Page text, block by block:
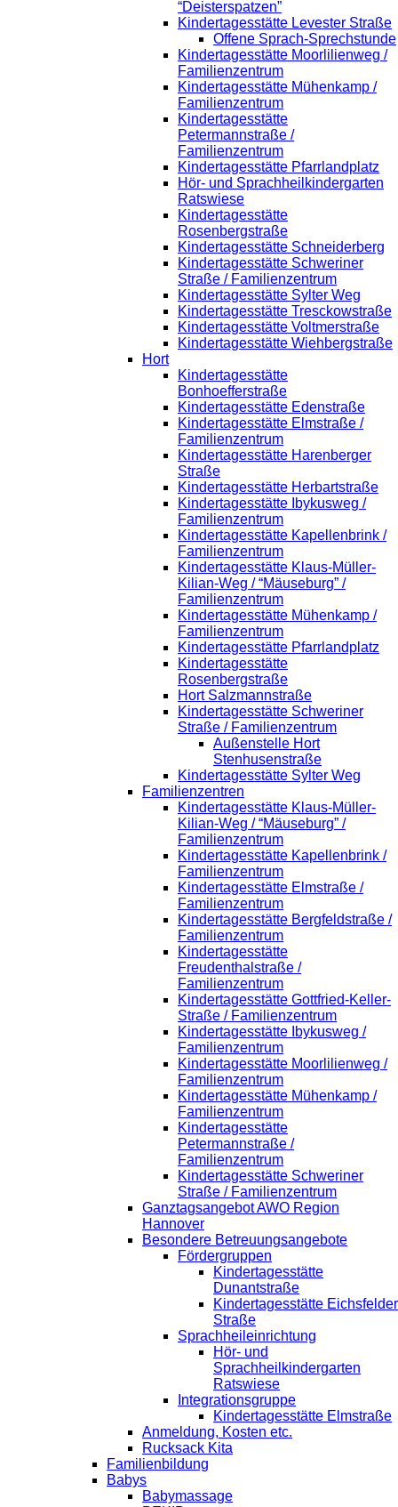
“Deisterspatzen”
Kindertagesstätte Levester Straße
Offene Sprach-Sprechstunde
Kindertagesstätte Moorlilienweg /
Familienzentrum
Kindertagesstätte Mühenkamp /
Familienzentrum
Kindertagesstätte
Petermannstraße /
Familienzentrum
Kindertagesstätte Pfarrlandplatz
Hör- und Sprachheilkindergarten
Ratswiese
Kindertagesstätte
Rosenbergstraße
Kindertagesstätte Schneiderberg
Kindertagesstätte Schweriner
Straße / Familienzentrum
Kindertagesstätte Sylter Weg
Kindertagesstätte Tresckowstraße
Kindertagesstätte Voltmerstraße
Kindertagesstätte Wiehbergstraße
Hort
Kindertagesstätte
Bonhoefferstraße
Kindertagesstätte Edenstraße
Kindertagesstätte Elmstraße /
Familienzentrum
Kindertagesstätte Harenberger
Straße
Kindertagesstätte Herbartstraße
Kindertagesstätte Ibykusweg /
Familienzentrum
Kindertagesstätte Kapellenbrink /
Familienzentrum
Kindertagesstätte Klaus-Müller-
Kilian-Weg / “Mäuseburg” /
Familienzentrum
Kindertagesstätte Mühenkamp /
Familienzentrum
Kindertagesstätte Pfarrlandplatz
Kindertagesstätte
Rosenbergstraße
Hort Salzmannstraße
Kindertagesstätte Schweriner
Straße / Familienzentrum
Außenstelle Hort
Stenhusenstraße
Kindertagesstätte Sylter Weg
Familienzentren
Kindertagesstätte Klaus-Müller-
Kilian-Weg / “Mäuseburg” /
Familienzentrum
Kindertagesstätte Kapellenbrink /
Familienzentrum
Kindertagesstätte Elmstraße /
Familienzentrum
Kindertagesstätte Bergfeldstraße /
Familienzentrum
Kindertagesstätte
Freudenthalstraße /
Familienzentrum
Kindertagesstätte Gottfried-Keller-
Straße / Familienzentrum
Kindertagesstätte Ibykusweg /
Familienzentrum
Kindertagesstätte Moorlilienweg /
Familienzentrum
Kindertagesstätte Mühenkamp /
Familienzentrum
Kindertagesstätte
Petermannstraße /
Familienzentrum
Kindertagesstätte Schweriner
Straße / Familienzentrum
Ganztagsangebot AWO Region
Hannover
Besondere Betreuungsangebote
Fördergruppen
Kindertagesstätte
Dunantstraße
Kindertagesstätte Eichsfelder
Straße
Sprachheileinrichtung
Hör- und
Sprachheilkindergarten
Ratswiese
Integrationsgruppe
Kindertagesstätte Elmstraße
Anmeldung, Kosten etc.
Rucksack Kita
Familienbildung
Babys
Babymassage